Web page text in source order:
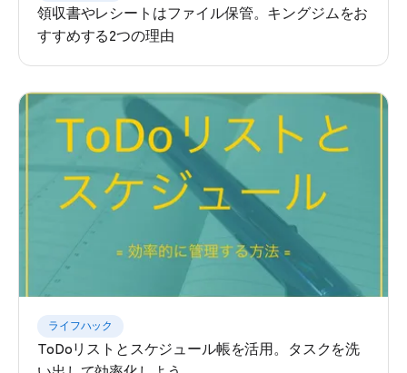
領収書やレシートはファイル保管。キングジムをお
すすめする2つの理由
ライフハック
ToDoリストとスケジュール帳を活用。タスクを洗